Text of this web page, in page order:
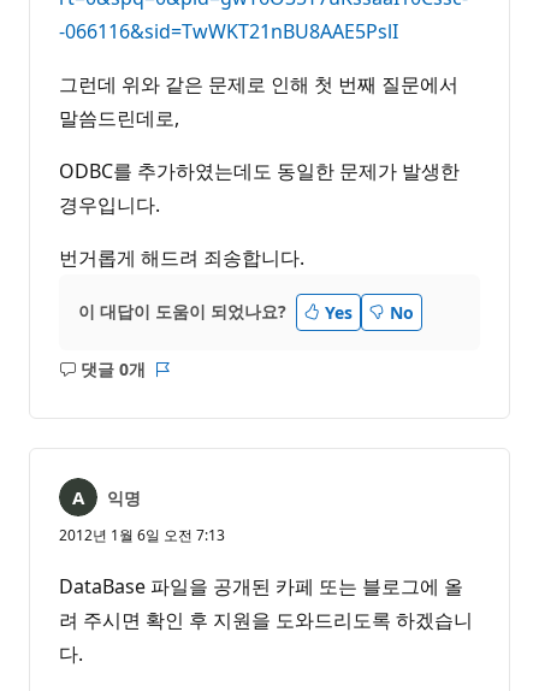
-066116&sid=TwWKT21nBU8AAE5PslI
그런데 위와 같은 문제로 인해 첫 번째 질문에서
말씀드린데로,
ODBC를 추가하였는데도 동일한 문제가 발생한
경우입니다.
번거롭게 해드려 죄송합니다.
이 대답이 도움이 되었나요? Yes No
댓글 0개
설
음
익명
2012년 1월 6일 오전 7:13
DataBase 파일을 공개된 카페 또는 블로그에 올
려 주시면 확인 후 지원을 도와드리도록 하겠습니
다.